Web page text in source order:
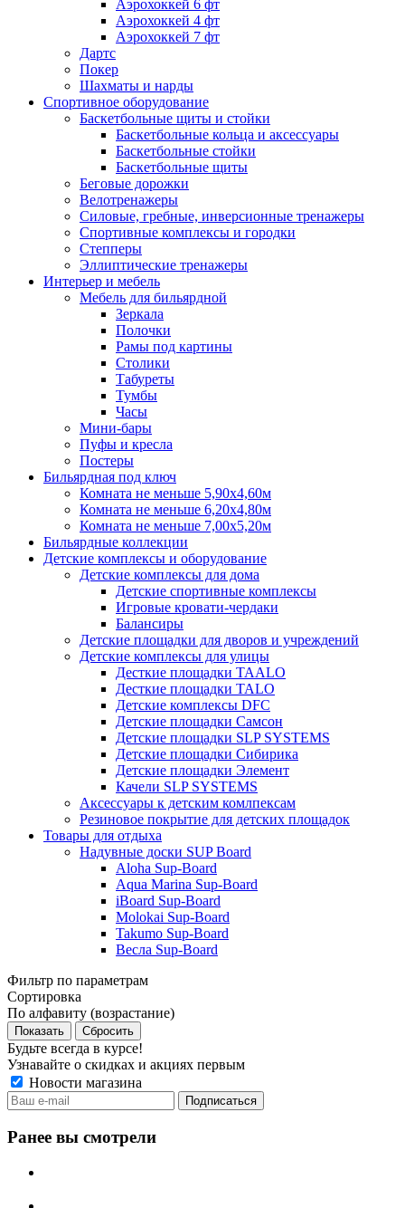
Аэрохоккей 6 фт
Аэрохоккей 4 фт
Аэрохоккей 7 фт
Дартс
Покер
Шахматы и нарды
Спортивное оборудование
Баскетбольные щиты и стойки
Баскетбольные кольца и аксессуары
Баскетбольные стойки
Баскетбольные щиты
Беговые дорожки
Велотренажеры
Силовые, гребные, инверсионные тренажеры
Спортивные комплексы и городки
Степперы
Эллиптические тренажеры
Интерьер и мебель
Мебель для бильярдной
Зеркала
Полочки
Рамы под картины
Столики
Табуреты
Тумбы
Часы
Мини-бары
Пуфы и кресла
Постеры
Бильярдная под ключ
Комната не меньше 5,90х4,60м
Комната не меньше 6,20х4,80м
Комната не меньше 7,00х5,20м
Бильярдные коллекции
Детские комплексы и оборудование
Детские комплексы для дома
Детские спортивные комплексы
Игровые кровати-чердаки
Балансиры
Детские площадки для дворов и учреждений
Детские комплексы для улицы
Десткие площадки TAALO
Десткие площадки TALO
Детские комплексы DFC
Детские площадки Самсон
Детские площадки SLP SYSTEMS
Детские площадки Сибирика
Детские площадки Элемент
Качели SLP SYSTEMS
Аксессуары к детским комлпексам
Резиновое покрытие для детских площадок
Товары для отдыха
Надувные доски SUP Board
Aloha Sup-Board
Aqua Marina Sup-Board
iBoard Sup-Board
Molokai Sup-Board
Takumo Sup-Board
Весла Sup-Board
Фильтр по параметрам
Сортировка
По алфавиту (возрастание)
Сбросить
Будьте всегда в курсе!
Узнавайте о скидках и акциях первым
Новости магазина
Ранее вы смотрели